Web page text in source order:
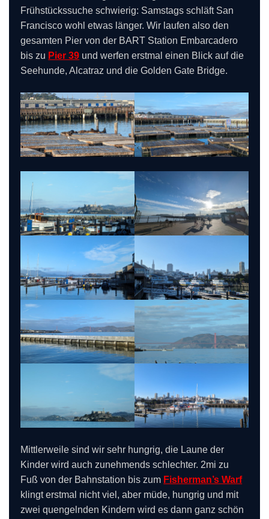
Frühstückssuche schwierig: Samstags schläft San
Francisco wohl etwas länger. Wir laufen also den
gesamten Pier von der BART Station Embarcadero
bis zu Pier 39 und werfen erstmal einen Blick auf die
Seehunde, Alcatraz und die Golden Gate Bridge.
Mittlerweile sind wir sehr hungrig, die Laune der
Kinder wird auch zunehmends schlechter. 2mi zu
Fuß von der Bahnstation bis zum Fisherman’s Warf
klingt erstmal nicht viel, aber müde, hungrig und mit
zwei quengelnden Kindern wird es dann ganz schön